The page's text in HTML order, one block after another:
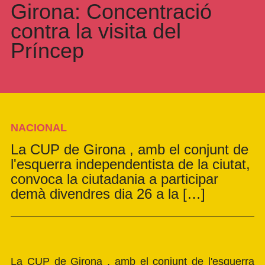
Girona: Concentració
contra la visita del
Príncep
NACIONAL
La CUP de Girona , amb el conjunt de
l'esquerra independentista de la ciutat,
convoca la ciutadania a participar
demà divendres dia 26 a la […]
La CUP de Girona , amb el conjunt de l'esquerra